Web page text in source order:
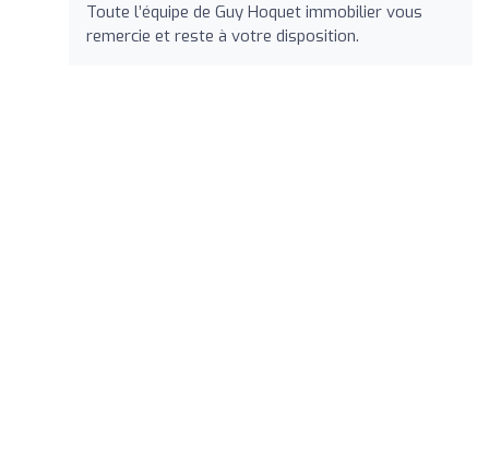
Toute l’équipe de Guy Hoquet immobilier vous
remercie et reste à votre disposition.